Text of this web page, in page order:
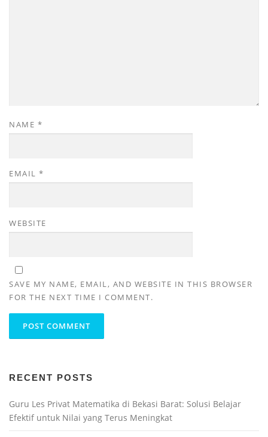
NAME *
EMAIL *
WEBSITE
SAVE MY NAME, EMAIL, AND WEBSITE IN THIS BROWSER
FOR THE NEXT TIME I COMMENT.
RECENT POSTS
Guru Les Privat Matematika di Bekasi Barat: Solusi Belajar
Efektif untuk Nilai yang Terus Meningkat